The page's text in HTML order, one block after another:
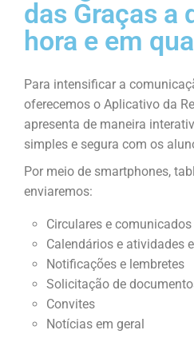
das Graças a
hora e em
Para intensificar a
oferecemos o Aplicativo da
apresenta de maneira
simples e segura com os
Por meio de smartphones,
enviaremos:
Circulares e comunicados
Calendários e atividades
Notificações e lembretes
Solicitação de
Convites
Notícias em geral